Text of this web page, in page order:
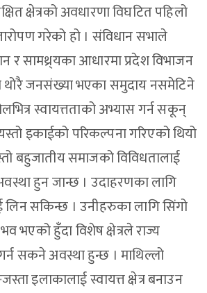
क्षेत्रको अवधारणा विघटित पहिलो
गरेको हो । संविधान सभाले
र सामथ्र्यका आधारमा प्रदेश विभाजन
थोरै जनसंख्या भएका समुदाय नसमेटिने
स्वायत्तताको अभ्यास गर्न सकून्
इकाईको परिकल्पना गरिएको थियो
बहुजातीय समाजको विविधतालाई
हुन जान्छ । उदाहरणका लागि
सकिन्छ । उनीहरुका लागि सिंगो
भएको हुँदा विशेष क्षेत्रले राज्य
सकने अवस्था हुन्छ । माथिल्लो
इलाकालाई स्वायत्त क्षेत्र बनाउन